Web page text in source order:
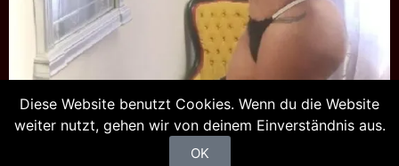
Diese Website benutzt Cookies. Wenn du die Website
weiter nutzt, gehen wir von deinem Einverständnis aus.
OK